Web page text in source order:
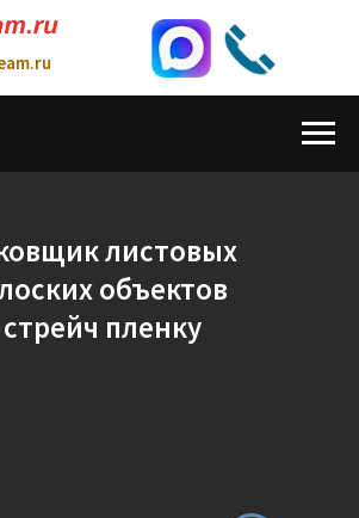
Оборудование и Решения
эффективности производства
8(962) 723-90-91
листовых
объектов
стрейч пленку